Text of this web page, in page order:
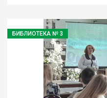
БИБЛИОТЕКА № 3